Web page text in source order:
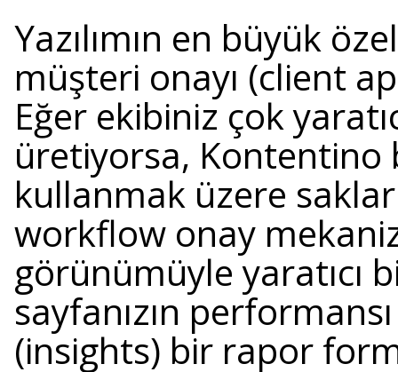
Yazılımın en büyük
müşteri onayı (client
Eğer ekibiniz çok
üretiyorsa, Kontentino
kullanmak üzere
workflow onay
görünümüyle yaratıcı
sayfanızın
(insights) bir rapor